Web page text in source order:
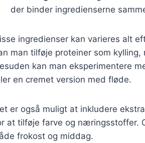
der binder ingredienserne
ingredienser kan varieres alt
man tilføje proteiner som
kan man eksperimentere
en cremet version med fløde.
er også muligt at inkludere
at tilføje farve og næringsstoffer.
frokost og middag.